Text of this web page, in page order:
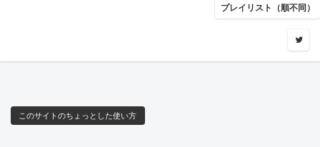
プレイリスト（順不同）
このサイトのちょっとした使い方